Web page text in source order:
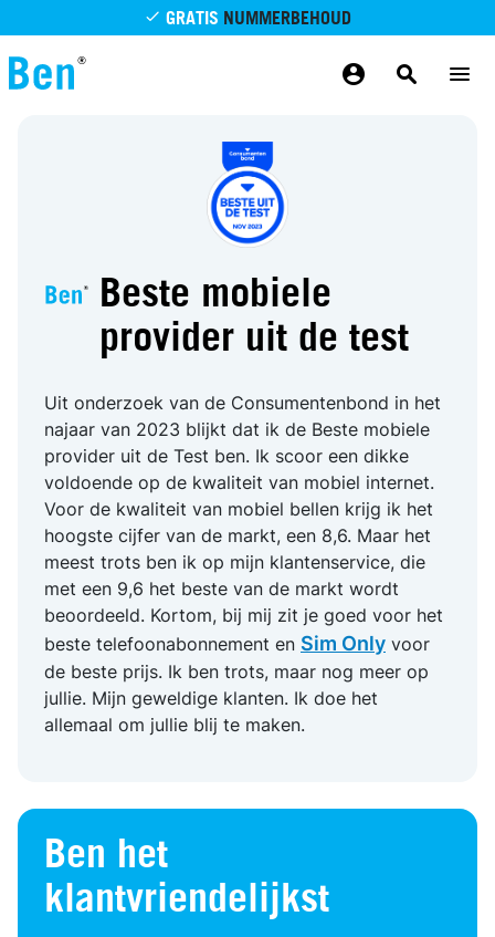
Overslaan en naar de inhoud gaan
GRATIS NUMMERBEHOUD
Beste mobiele
provider uit de test
Uit onderzoek van de Consumentenbond in het
najaar van 2023 blijkt dat ik de Beste mobiele
provider uit de Test ben. Ik scoor een dikke
voldoende op de kwaliteit van mobiel internet.
Voor de kwaliteit van mobiel bellen krijg ik het
hoogste cijfer van de markt, een 8,6. Maar het
meest trots ben ik op mijn klantenservice, die
met een 9,6 het beste van de markt wordt
beoordeeld. Kortom, bij mij zit je goed voor het
beste telefoonabonnement en Sim Only voor
de beste prijs. Ik ben trots, maar nog meer op
jullie. Mijn geweldige klanten. Ik doe het
allemaal om jullie blij te maken.
Ben het
klantvriendelijkst